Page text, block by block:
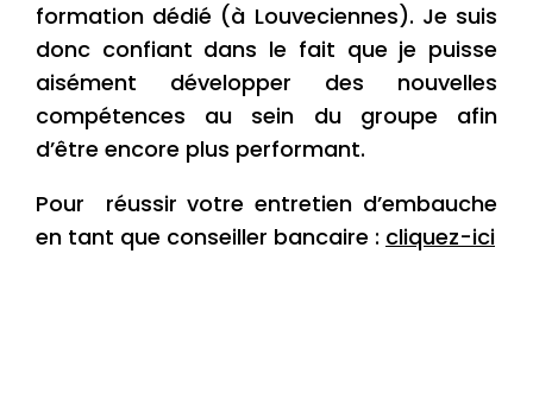
formation dédié (à Louveciennes). Je suis
donc confiant dans le fait que je puisse
aisément développer des nouvelles
compétences au sein du groupe afin
d’être encore plus performant.
Pour réussir votre entretien d’embauche
en tant que conseiller bancaire : cliquez-ici